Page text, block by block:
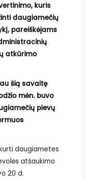
kuris
daugiamečių
pareiškėjams
atkūrimo
šią savaitę
mėn. buvo
pievų
daugiametes
atšaukimo
20 d.